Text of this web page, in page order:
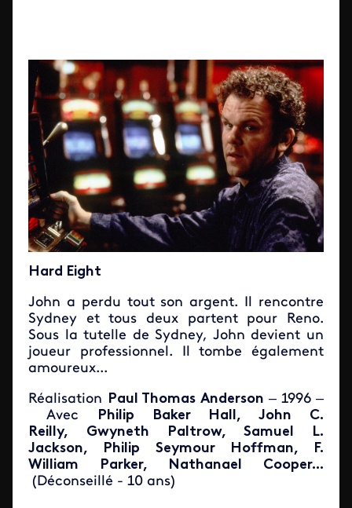
Hard Eight
John a perdu tout son argent. Il rencontre
Sydney et tous deux partent pour Reno.
Sous la tutelle de Sydney, John devient un
joueur professionnel. Il tombe également
amoureux...
Réalisation Paul Thomas Anderson – 1996 –
Avec
Philip Baker Hall, John C.
Reilly, Gwyneth Paltrow, Samuel L.
Jackson, Philip Seymour Hoffman, F.
William Parker, Nathanael Cooper...
(Déconseillé - 10 ans)